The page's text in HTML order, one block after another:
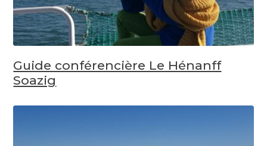
Guide conférencière Le Hénanff
Soazig